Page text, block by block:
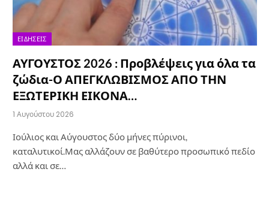
ΕΙΔΉΣΕΙΣ
ΑΥΓΟΥΣΤΟΣ 2026 : Προβλέψεις για όλα τα
ζώδια-Ο ΑΠΕΓΚΛΩΒΙΣΜΟΣ ΑΠΟ ΤΗΝ
ΕΞΩΤΕΡΙΚΗ ΕΙΚΟΝΑ…
1 Αυγούστου 2026
Ιούλιος και Αύγουστος δύο μήνες πύρινοι,
καταλυτικοί.Μας αλλάζουν σε βαθύτερο προσωπικό πεδίο
αλλά και σε…